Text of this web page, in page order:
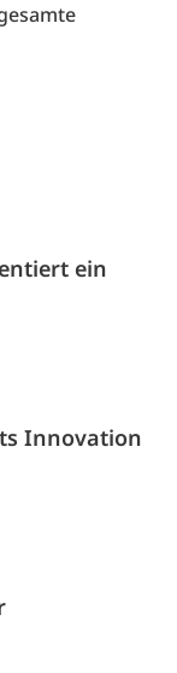
ein
Innovation